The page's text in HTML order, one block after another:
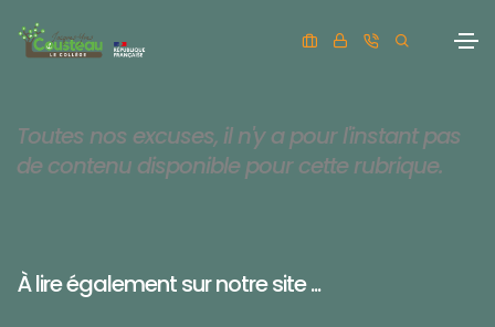
Toutes nos excuses, il n'y a pour l'instant pas
de contenu disponible pour cette rubrique.
À lire également sur notre site ...